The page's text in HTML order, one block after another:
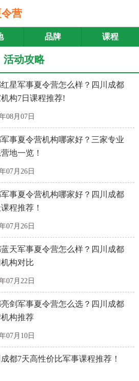
营
品牌 课程
活动攻略
红星军事夏令营怎么样？四川成都
构7日课程推荐!
08月07日
军事夏令营机构哪家好？三家专业
地一览！
07月26日
军事夏令营机构哪家好？四川成都
程推荐！
07月26日
蓝天军事夏令营怎么样？四川成都
构对比
07月22日
亮剑军事夏令营怎么选？四川成都
构推荐
07月10日
成都7天高性价比军事课程推荐！